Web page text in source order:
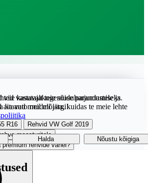
vastavalt teie sõiduharjumustele ja
ka auto mudeli järgi!
R16
Rehvid VW Golf 2019
maasturitele
rehvide vahel?
teie kasutajakogemuse parandamiseks.
meil mõista, kuidas te meie lehte
Halda Nõustu kõigiga